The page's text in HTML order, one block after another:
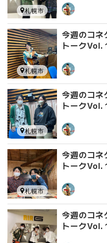
札幌市
今週のコ
トークVol.
札幌市
今週のコ
トークVol.
札幌市
今週のコ
トークVol.
札幌市
今週のコ
トークVol.